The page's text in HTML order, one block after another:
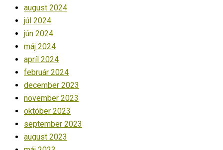
august 2024
júl 2024
jún 2024
máj 2024
apríl 2024
február 2024
december 2023
november 2023
október 2023
september 2023
august 2023